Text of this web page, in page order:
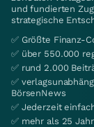
und fundierten
strategische
✅ Größte Finanz-
✅ über 550.000
✅ rund 2.000
✅
BörsenNews
✅ Jederzeit
✅ mehr als 25